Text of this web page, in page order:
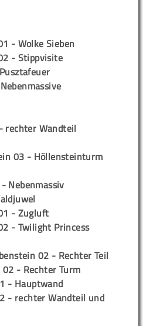
- Wolke Sieben
- Stippvisite
rechter Wandteil
03 - Höllensteinturm
Nebenmassiv
- Zugluft
- Twilight Princess
02 - Rechter Teil
- Rechter Turm
- Hauptwand
- rechter Wandteil und